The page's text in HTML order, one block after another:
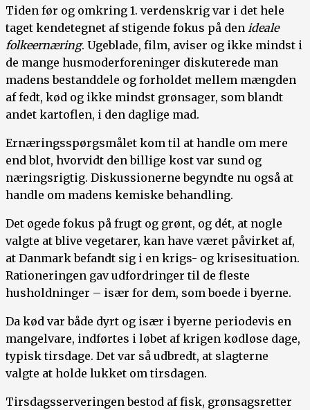
Tiden før og omkring 1. verdenskrig var i det hele
taget kendetegnet af stigende fokus på den ideale
folkeernæring. Ugeblade, film, aviser og ikke mindst i
de mange husmoderforeninger diskuterede man
madens bestanddele og forholdet mellem mængden
af fedt, kød og ikke mindst grønsager, som blandt
andet kartoflen, i den daglige mad.
Ernæringsspørgsmålet kom til at handle om mere
end blot, hvorvidt den billige kost var sund og
næringsrigtig. Diskussionerne begyndte nu også at
handle om madens kemiske behandling.
Det øgede fokus på frugt og grønt, og dét, at nogle
valgte at blive vegetarer, kan have været påvirket af,
at Danmark befandt sig i en krigs- og krisesituation.
Rationeringen gav udfordringer til de fleste
husholdninger – især for dem, som boede i byerne.
Da kød var både dyrt og især i byerne periodevis en
mangelvare, indførtes i løbet af krigen kødløse dage,
typisk tirsdage. Det var så udbredt, at slagterne
valgte at holde lukket om tirsdagen.
Tirsdagsserveringen bestod af fisk, grønsagsretter